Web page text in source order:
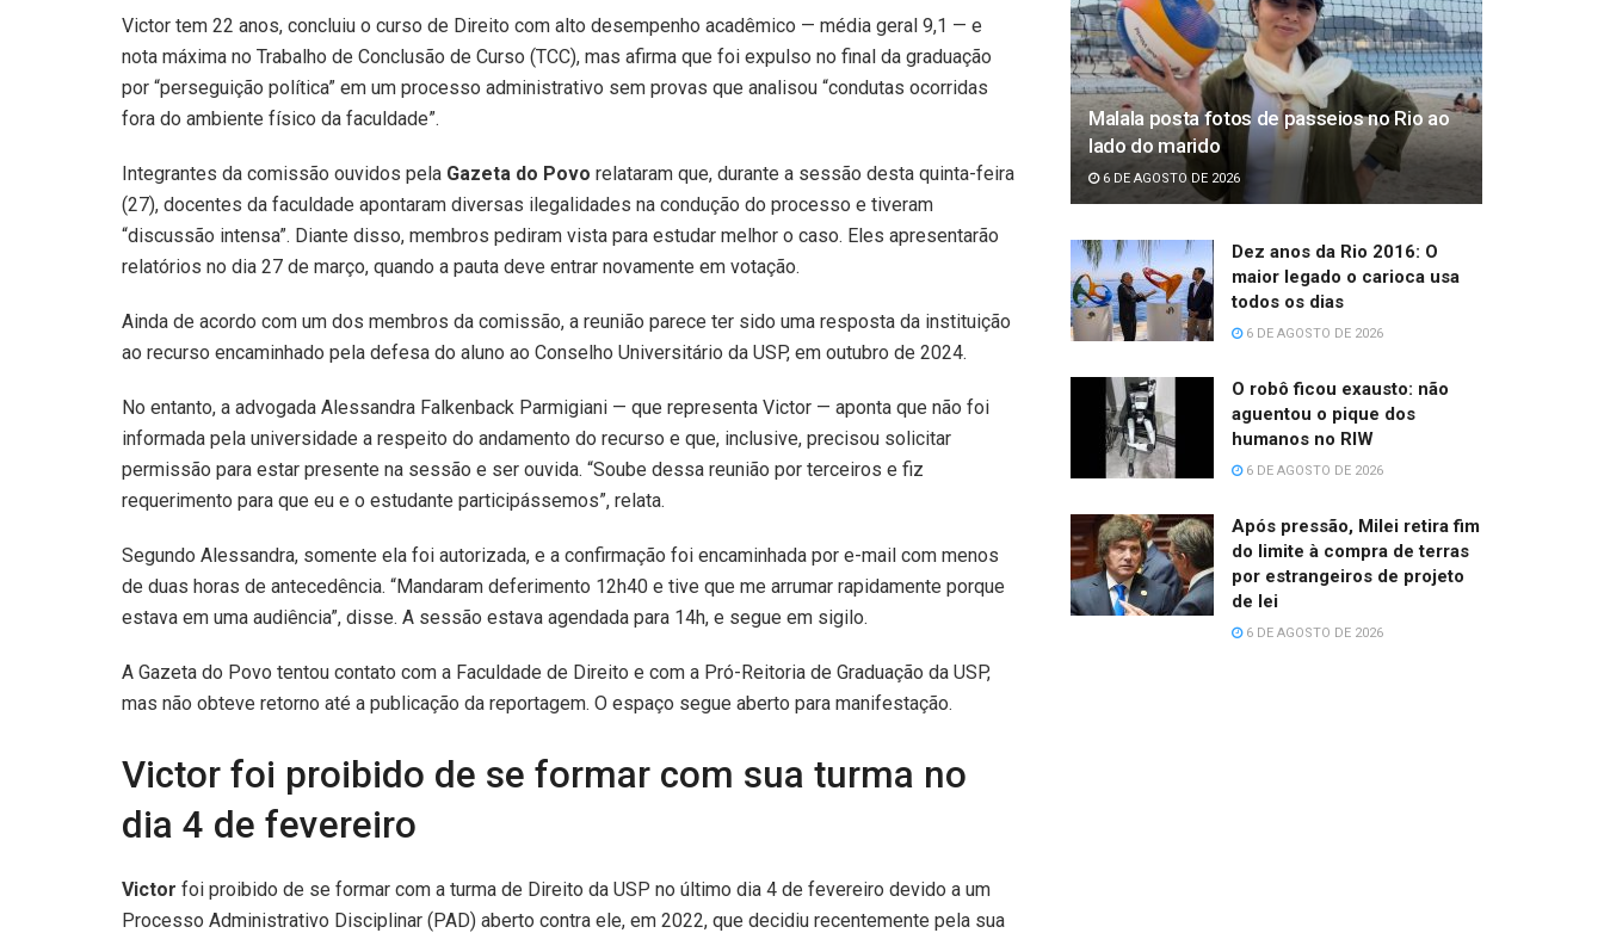
Victor tem 22 anos, concluiu o curso de Direito com alto desempenho acadêmico — média geral 9,1 — e
nota máxima no Trabalho de Conclusão de Curso (TCC), mas afirma que foi expulso no final da graduação
por “perseguição política” em um processo administrativo sem provas que analisou “condutas ocorridas
fora do ambiente físico da faculdade”.
Integrantes da comissão ouvidos pela Gazeta do Povo relataram que, durante a sessão desta quinta-feira
(27), docentes da faculdade apontaram diversas ilegalidades na condução do processo e tiveram
“discussão intensa”. Diante disso, membros pediram vista para estudar melhor o caso. Eles apresentarão
relatórios no dia 27 de março, quando a pauta deve entrar novamente em votação.
Ainda de acordo com um dos membros da comissão, a reunião parece ter sido uma resposta da instituição
ao recurso encaminhado pela defesa do aluno ao Conselho Universitário da USP, em outubro de 2024.
No entanto, a advogada Alessandra Falkenback Parmigiani — que representa Victor — aponta que não foi
informada pela universidade a respeito do andamento do recurso e que, inclusive, precisou solicitar
permissão para estar presente na sessão e ser ouvida. “Soube dessa reunião por terceiros e fiz
requerimento para que eu e o estudante participássemos”, relata.
Segundo Alessandra, somente ela foi autorizada, e a confirmação foi encaminhada por e-mail com menos
de duas horas de antecedência. “Mandaram deferimento 12h40 e tive que me arrumar rapidamente porque
estava em uma audiência”, disse. A sessão estava agendada para 14h, e segue em sigilo.
A Gazeta do Povo tentou contato com a Faculdade de Direito e com a Pró-Reitoria de Graduação da USP,
mas não obteve retorno até a publicação da reportagem. O espaço segue aberto para manifestação.
Victor foi proibido de se formar com sua turma no
dia 4 de fevereiro
Victor foi proibido de se formar com a turma de Direito da USP no último dia 4 de fevereiro devido a um
Processo Administrativo Disciplinar (PAD) aberto contra ele, em 2022, que decidiu recentemente pela sua
Malala posta fotos de passeios no Rio ao
lado do marido
6 DE AGOSTO DE 2026
Dez anos da Rio 2016: O
maior legado o carioca usa
todos os dias
6 DE AGOSTO DE 2026
O robô ficou exausto: não
aguentou o pique dos
humanos no RIW
6 DE AGOSTO DE 2026
Após pressão, Milei retira fim
do limite à compra de terras
por estrangeiros de projeto
de lei
6 DE AGOSTO DE 2026